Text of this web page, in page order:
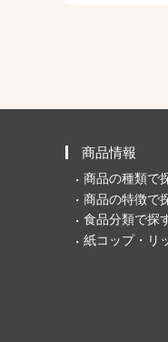
商品情報
商品の種類で
商品の特徴で
食品分類で探
紙コップ・リ